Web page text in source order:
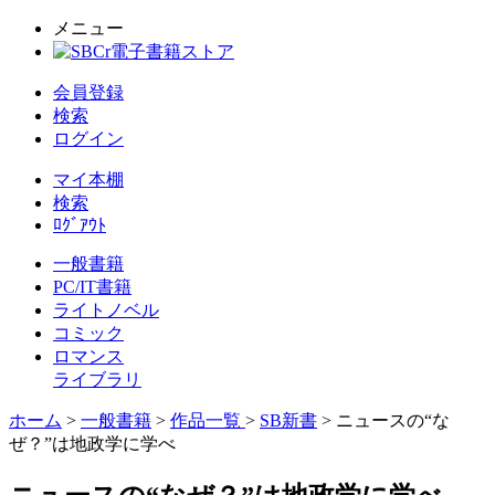
メニュー
会員登録
検索
ログイン
マイ本棚
検索
ﾛｸﾞｱｳﾄ
一般書籍
PC/IT書籍
ライトノベル
コミック
ロマンス
ライブラリ
ホーム > 一般書籍 > 作品一覧 > SB新書 > ニュースの“な
ぜ？”は地政学に学べ